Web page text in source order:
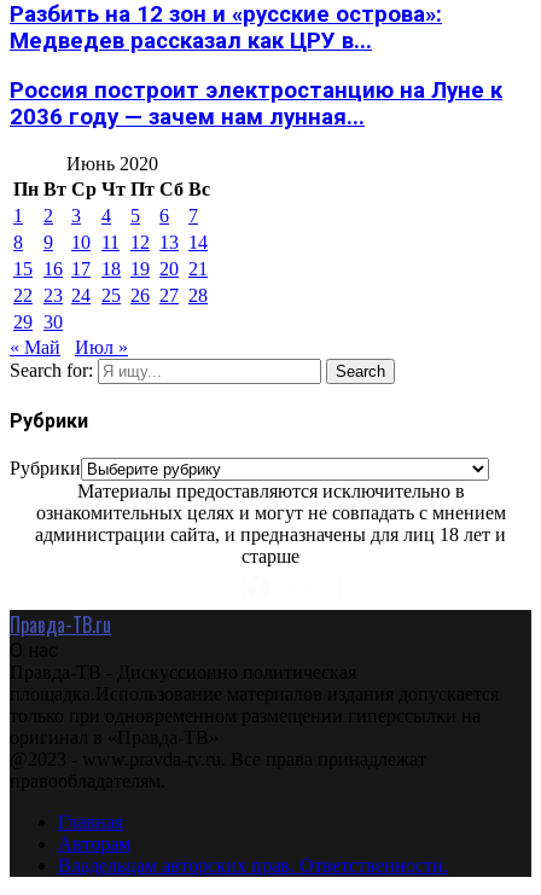
Разбить на 12 зон и «русские острова»:
Медведев рассказал как ЦРУ в...
Россия построит электростанцию на Луне к
2036 году — зачем нам лунная...
Июнь 2020
Пн Вт Ср Чт Пт Сб Вс
1
2 3 4 5 6
7
8
9 10 11 12 13 14
15 16 17 18 19 20 21
22
23 24 25 26 27 28
29 30
« Май
Июл »
Search for:
Search
Рубрики
Рубрики
Материалы предоставляются исключительно в
ознакомительных целях и могут не совпадать с мнением
администрации сайта, и предназначены для лиц 18 лет и
старше
Правда-ТВ.ru
О нас
Правда-ТВ - Дискуссионно политическая
площадка.Использование материалов издания допускается
только при одновременном размещении гиперссылки на
оригинал в «Правда-ТВ»
@2023 - www.pravda-tv.ru. Все права принадлежат
правообладателям.
Главная
Авторам
Владельцам авторских прав. Ответственности.